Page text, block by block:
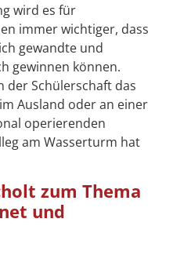
wird es für
immer wichtiger, dass
gewandte und
gewinnen können.
der Schülerschaft das
Ausland oder an einer
operierenden
am Wasserturm hat
zum Thema
und